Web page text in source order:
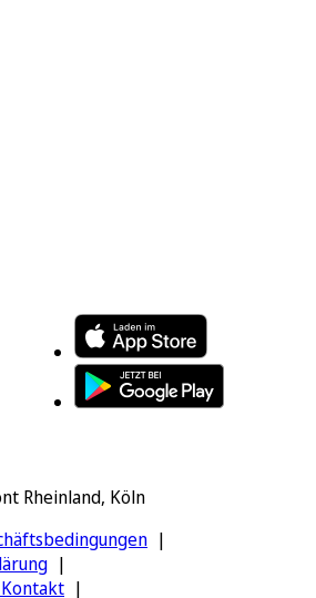
Rheinland, Köln